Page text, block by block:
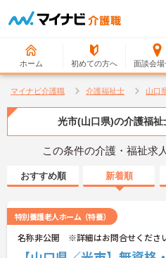
ホーム 初めての方へ 面談会
マイナビ介護職 介護福祉士 山口
光市(山口県)の介護福祉
この条件の介護・福祉求
おすすめ順 新着順
特別養護老人ホーム（特養）
名称非公開 ※詳細はお問合せくださ